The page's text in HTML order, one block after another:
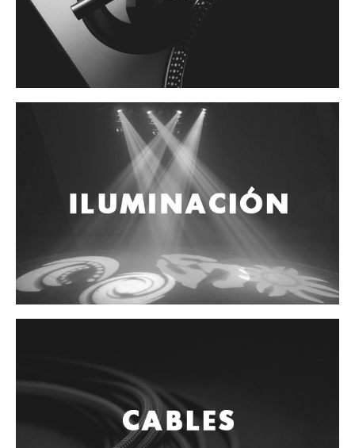
Procesadores y efectos
Monitores de estudio
Interfaz para grabación
Audífonos y monitoreo personal
Estantes y soportes
Instalaciones y publicidad
Controladores
Mezcladora
Interfaz
Agujas
Luces y Escenario